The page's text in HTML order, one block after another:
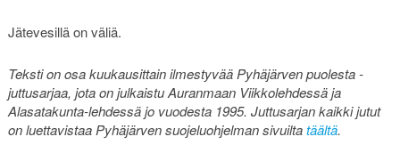
Jätevesillä on väliä.
Teksti on osa kuukausittain ilmestyvää Pyhäjärven puolesta -
juttusarjaa, jota on julkaistu Auranmaan Viikkolehdessä ja
Alasatakunta-lehdessä jo vuodesta 1995. Juttusarjan kaikki jutut
on luettavistaa Pyhäjärven suojeluohjelman sivuiltatäältä.